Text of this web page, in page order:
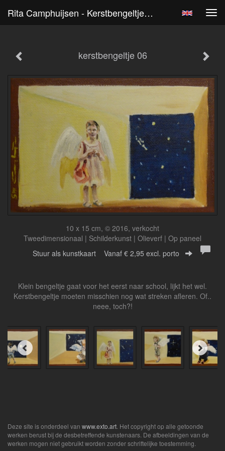
Rita Camphuijsen - Kerstbengeltje 06
kerstbengeltje 06
10 x 15 cm, © 2016, verkocht
Tweedimensionaal | Schilderkunst | Olieverf | Op paneel
Stuur als kunstkaart Vanaf € 2,95 excl. porto
Klein bengeltje gaat voor het eerst naar school, lijkt het wel.
Kerstbengeltje moeten misschien nog wat streken afleren. Of..
neee, toch?!
Deze site is onderdeel van www.exto.art. Het copyright op alle getoonde
werken berust bij de desbetreffende kunstenaars. De afbeeldingen van de
werken mogen niet gebruikt worden zonder schriftelijke toestemming.